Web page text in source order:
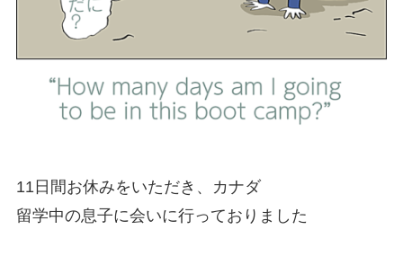
11日間お休みをいただき、カナダ
留学中の息子に会いに行っておりました